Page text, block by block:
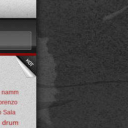
namm
Sala
drum